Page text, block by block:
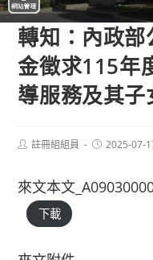
轉知：內政
金徵求115年
導服務及其子
Post註冊組組員
Post2025-07-
來文本文
下載